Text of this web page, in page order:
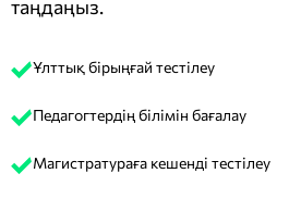
таңдаңыз.
Ұлттық бірыңғай тестілеу
Педагогтердің білімін бағалау
Магистратураға кешенді тестілеу